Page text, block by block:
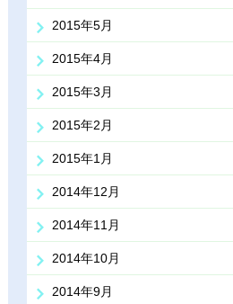
2015年5月
2015年4月
2015年3月
2015年2月
2015年1月
2014年12月
2014年11月
2014年10月
2014年9月